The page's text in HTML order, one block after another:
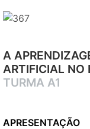
A
ARTIFICIAL NO
TURMA A1
APRESENTAÇÃO